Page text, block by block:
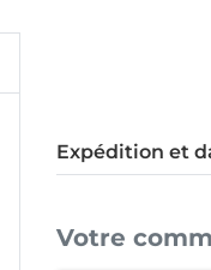
Expédition et
Votre